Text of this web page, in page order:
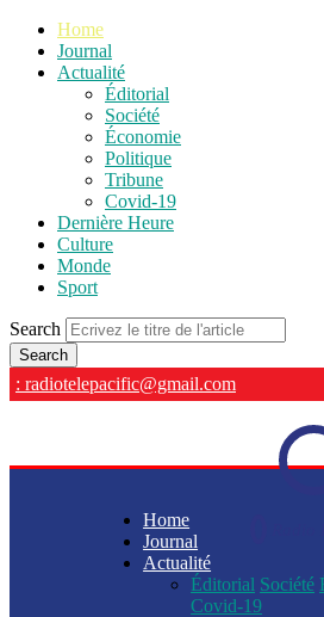
Home
Journal
Actualité
Éditorial
Société
Économie
Politique
Tribune
Covid-19
Dernière Heure
Culture
Monde
Sport
Search
: radiotelepacific@gmail.com
Home
Journal
Actualité
Éditorial Société
Covid-19